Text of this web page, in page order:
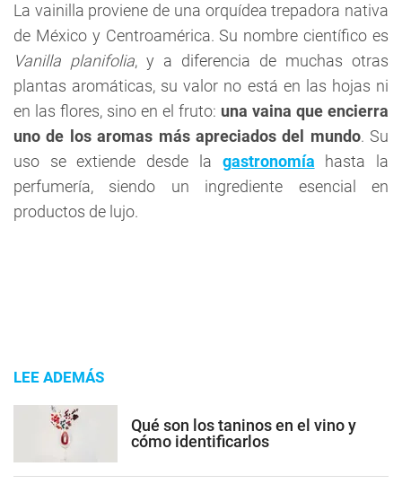
La vainilla proviene de una orquídea trepadora nativa
de México y Centroamérica. Su nombre científico es
Vanilla planifolia, y a diferencia de muchas otras
plantas aromáticas, su valor no está en las hojas ni
en las flores, sino en el fruto: una vaina que encierra
uno de los aromas más apreciados del mundo. Su
uso se extiende desde la gastronomía hasta la
perfumería, siendo un ingrediente esencial en
productos de lujo.
LEE ADEMÁS
Qué son los taninos en el vino y
cómo identificarlos